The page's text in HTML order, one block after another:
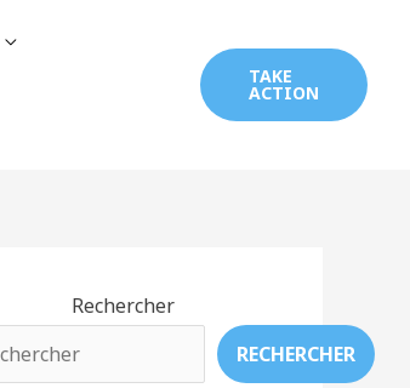
TAKE
ACTION
Rechercher
RECHERCHER